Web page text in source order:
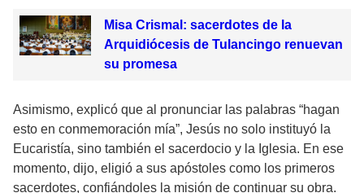
Misa Crismal: sacerdotes de la
Arquidiócesis de Tulancingo renuevan
su promesa
Asimismo, explicó que al pronunciar las palabras “hagan
esto en conmemoración mía”, Jesús no solo instituyó la
Eucaristía, sino también el sacerdocio y la Iglesia. En ese
momento, dijo, eligió a sus apóstoles como los primeros
sacerdotes, confiándoles la misión de continuar su obra.